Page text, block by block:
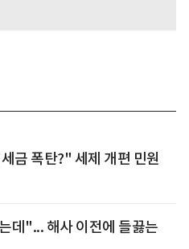
금 폭탄?" 세제 개편 민원
데"... 해사 이전에 들끓는